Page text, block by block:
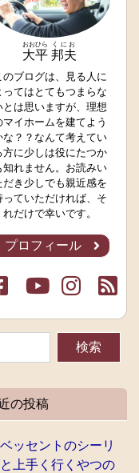
大平
おおひら
邦夫
くにお
のブログは、見る人に
ってはとてもつまらな
とは思いますが、理想
マイホームを建てよう
な？？なんて考えてい
方に少しは役にたつか
知れません。お読みい
だき少しでも親近感を
っていただければ、そ
れだけで幸いです。
の投稿
ッセントのシーリ
上手く行くやつの